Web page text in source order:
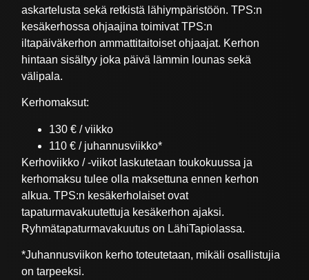
askartelusta sekä retkistä lähiympäristöön. TPS:n
kesäkerhossa ohjaajina toimivat TPS:n
iltapäiväkerhon ammattitaitoiset ohjaajat. Kerhon
hintaan sisältyy joka päivä lämmin lounas sekä
välipala.
Kerhomaksut:
130 € / viikko
110 € / juhannusviikko*
Kerhoviikko / -viikot laskutetaan toukokuussa ja
kerhomaksu tulee olla maksettuna ennen kerhon
alkua. TPS:n kesäkerholaiset ovat
tapaturmavakuutettuja kesäkerhon ajaksi.
Ryhmätapaturmavakuutus on LähiTapiolassa.
*Juhannusviikon kerho toteutetaan, mikäli osallistujia
on tarpeeksi.